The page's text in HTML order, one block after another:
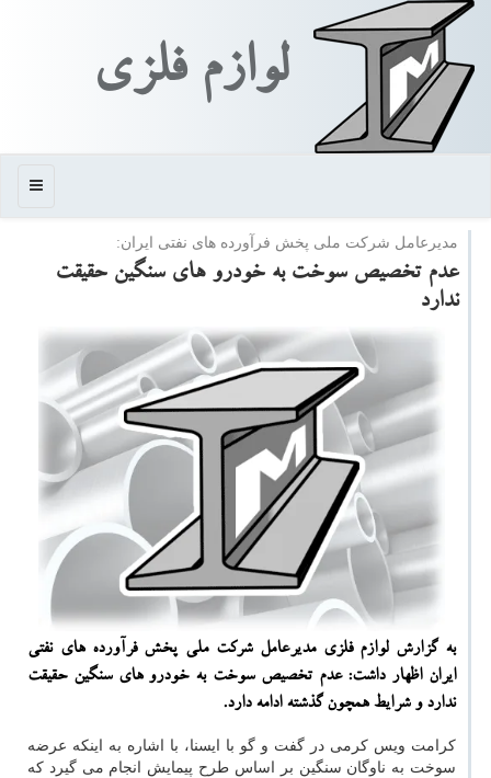
لوازم فلزی
منو
مدیرعامل شركت ملی پخش فرآورده های نفتی ایران:
عدم تخصیص سوخت به خودرو های سنگین حقیقت
ندارد
به گزارش لوازم فلزی مدیرعامل شرکت ملی پخش فرآورده های نفتی
ایران اظهار داشت: عدم تخصیص سوخت به خودرو های سنگین حقیقت
ندارد و شرایط همچون گذشته ادامه دارد.
کرامت ویس کرمی در گفت و گو با ایسنا، با اشاره به اینکه عرضه
سوخت به ناوگان سنگین بر اساس طرح پیمایش انجام می گیرد که